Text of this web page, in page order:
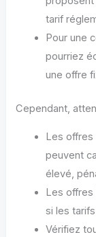
tarif
Pour une
pourriez
une offre
Cependant,
Les
peuvent
élevé,
Les
si les
Vérifiez